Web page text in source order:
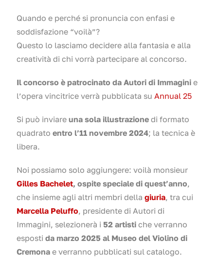
Quando e perché si pronuncia con enfasi e
soddisfazione “voilà”?
Questo lo lasciamo decidere alla fantasia e alla
creatività di chi vorrà partecipare al concorso.
Il concorso è patrocinato da Autori di Immagini e
l’opera vincitrice verrà pubblicata su Annual 25
Si può inviare una sola illustrazione di formato
quadrato entro l’11 novembre 2024; la tecnica è
libera.
Noi possiamo solo aggiungere: voilà monsieur
Gilles Bachelet, ospite speciale di quest’anno,
che insieme agli altri membri della giuria, tra cui
Marcella Peluffo, presidente di Autori di
Immagini, selezionerà i 52 artisti che verranno
esposti da marzo 2025 al Museo del Violino di
Cremona e verranno pubblicati sul catalogo.